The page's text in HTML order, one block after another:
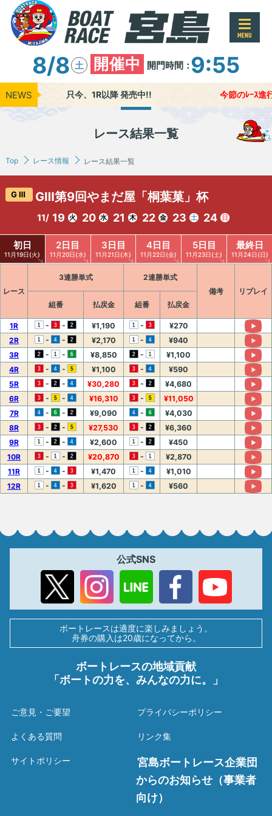
MENU
8/8 土 開催中 開門時間：9:55
NEWS 只今、1R以降 発売中!! 今節のﾚｰｽ進
レース結果一覧
Top レース情報 レース結果一覧
GⅢ GⅢ第9回やまだ屋「桐葉菓」杯
11/ 19 火 20 水 21 木 22 金 23 土 24 日
初日
11月19日(火)
2日目
11月20日(水)
3日目
11月21日(木)
4日目
11月22日(金)
5日目
11月23日(土)
最終日
11月24日(日)
レース
3連勝単式
2連勝単式
備考
リプレイ
組番
払戻金 組番 払戻金
1R - - ¥1,190 -
¥270
2R
- - ¥2,170 -
¥940
3R
- - ¥8,850 -
¥1,100
4R
- - ¥1,100 -
¥590
5R
- - ¥30,280 -
¥4,680
6R
- - ¥16,310 -
¥11,050
7R
- - ¥9,090 -
¥4,030
8R
- - ¥27,530 -
¥6,360
9R
- - ¥2,600 -
¥450
10R
- - ¥20,870 -
¥2,870
11R
- - ¥1,470 -
¥1,010
12R
- - ¥1,620 - ¥560
公式SNS
ボートレースは適度に楽しみましょう。
舟券の購入は20歳になってから。
ボートレースの地域貢献
「ボートの力を、みんなの力に。」
ご意見・ご要望
よくある質問
サイトポリシー
プライバシーポリシー
リンク集
宮島ボートレース企業団
からのお知らせ（事業者
向け）